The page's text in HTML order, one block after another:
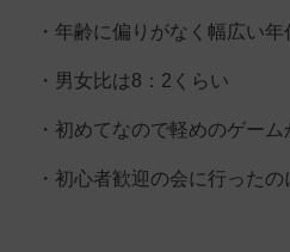
・年齢に偏りがなく幅広い
・男女比は8：2くらい
・初めてなので軽めのゲーム
・初心者歓迎の会に行った